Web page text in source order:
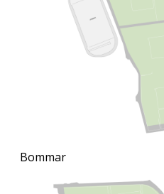
Bommar